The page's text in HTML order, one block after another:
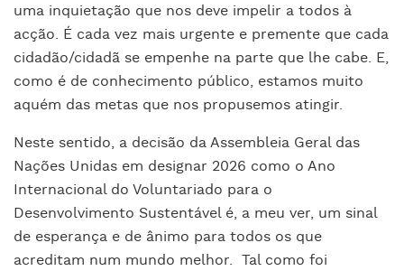
uma inquietação que nos deve impelir a todos à
acção. É cada vez mais urgente e premente que cada
cidadão/cidadã se empenhe na parte que lhe cabe. E,
como é de conhecimento público, estamos muito
aquém das metas que nos propusemos atingir.
Neste sentido, a decisão da Assembleia Geral das
Nações Unidas em designar 2026 como o Ano
Internacional do Voluntariado para o
Desenvolvimento Sustentável é, a meu ver, um sinal
de esperança e de ânimo para todos os que
acreditam num mundo melhor. Tal como foi